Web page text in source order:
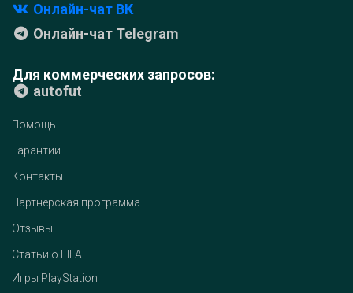
Онлайн-чат ВК
Онлайн-чат Telegram
Для коммерческих запросов:
autofut
Помощь
Гарантии
Контакты
Партнёрская программа
Отзывы
Статьи о FIFA
Игры PlayStation